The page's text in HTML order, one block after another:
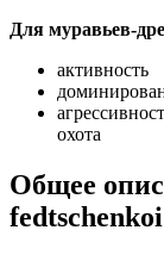
Для муравьев-
активность
охота
Общее
fedtschenkoi